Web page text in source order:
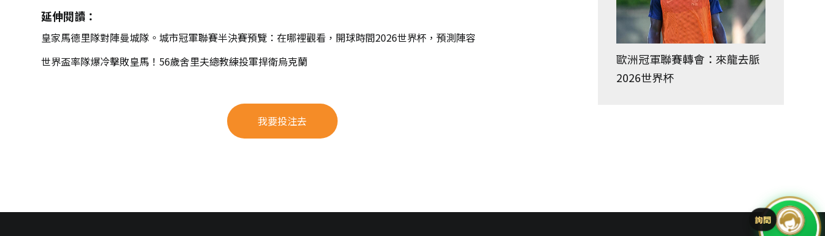
延伸閱讀：
皇家馬德里隊對陣曼城隊。城市冠軍聯賽半決賽預覽：在哪裡觀看，開球時間2026世界杯，預測陣容
世界盃率隊爆冷擊敗皇馬！56歲舍里夫總教練投軍捍衛烏克蘭
我要投注去
歐洲冠軍聯賽轉會：來龍去脈
2026世界杯